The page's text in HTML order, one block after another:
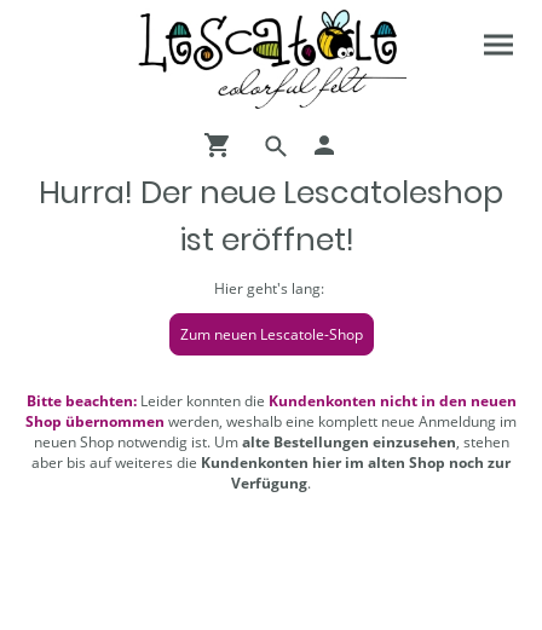
Hurra! Der neue Lescatoleshop
ist eröffnet!
Hier geht's lang:
Zum neuen Lescatole-Shop
Bitte beachten:Leider konnten die Kundenkonten nicht in den neuen
Shop übernommen werden, weshalb eine komplett neue Anmeldung im
neuen Shop notwendig ist. Umalte Bestellungen einzusehen, stehen
aber bis auf weiteres die Kundenkonten hier im alten Shop noch zur
Verfügung.